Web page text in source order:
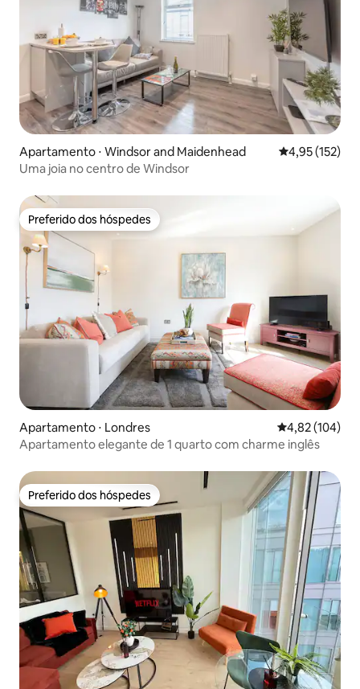
Apartamento ⋅ Windsor and Maidenhead 4,95 de uma
4,95 (152)
Uma joia no centro de Windsor
Preferido dos hóspedes
Preferido dos hóspedes
Apartamento ⋅ Londres 4,82 de uma
4,82 (104)
Apartamento elegante de 1 quarto com charme inglês
Preferido dos hóspedes
Preferido dos hóspedes